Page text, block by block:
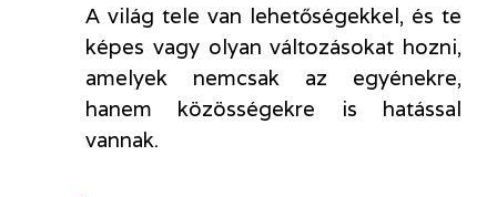
A világ tele van lehetőségekkel, és te
képes vagy olyan változásokat hozni,
amelyek nemcsak az egyénekre,
hanem közösségekre is hatással
vannak.